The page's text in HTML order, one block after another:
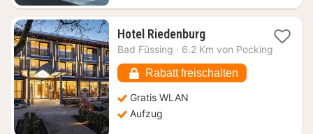
Hotel Riedenburg1
Nacht
142,06
€
Bad Füssing · 6.2 Km von Pocking
Rabatt freischalten
Gratis WLAN
Aufzug